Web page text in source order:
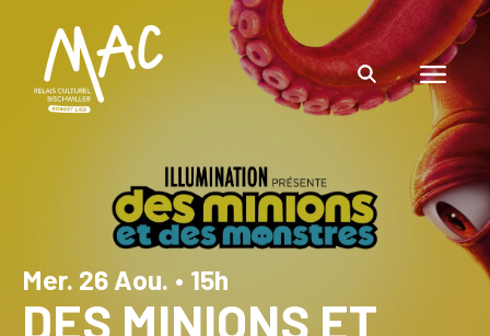
Mer. 26 Aou. • 15h
DES MINIONS ET